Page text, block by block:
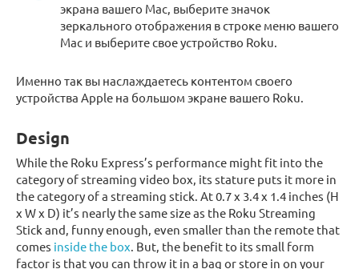
экрана вашего Mac, выберите значок
зеркального отображения в строке меню вашего
Mac и выберите свое устройство Roku.
Именно так вы наслаждаетесь контентом своего
устройства Apple на большом экране вашего Roku.
Design
While the Roku Express’s performance might fit into the
category of streaming video box, its stature puts it more in
the category of a streaming stick. At 0.7 x 3.4 x 1.4 inches (H
x W x D) it’s nearly the same size as the Roku Streaming
Stick and, funny enough, even smaller than the remote that
comes inside the box. But, the benefit to its small form
factor is that you can throw it in a bag or store in on your